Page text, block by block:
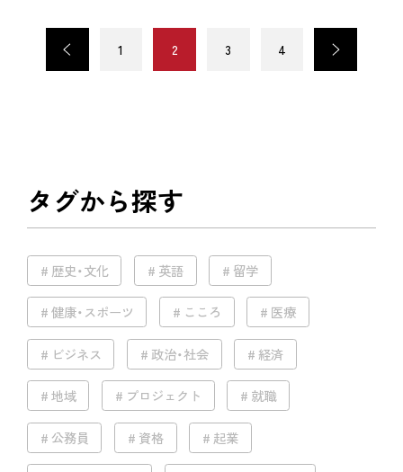
< 1 2 3 4 >
タグから探す
歴史・文化 英語 留学
健康・スポーツ こころ 医療
ビジネス 政治・社会 経済
地域 プロジェクト 就職
公務員 資格 起業